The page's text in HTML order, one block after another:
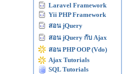
Laravel Framework
Yii PHP Framework
สอน jQuery
สอน jQuery กับ Ajax
สอน PHP OOP (Vdo)
Ajax Tutorials
SQL Tutorials